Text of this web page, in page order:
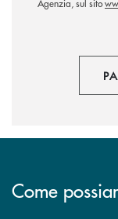
Agenzia, sul sito
Come